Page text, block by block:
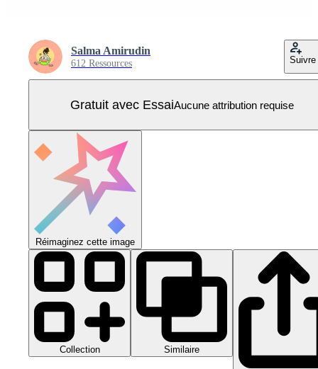
Salma Amirudin
612 Ressources Suivre
Gratuit avec EssaiAucune attribution requise
Réimaginez cette image
Collection Similaire